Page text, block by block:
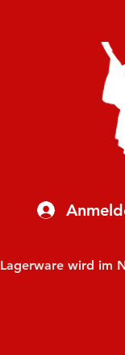
Lagerware wird im